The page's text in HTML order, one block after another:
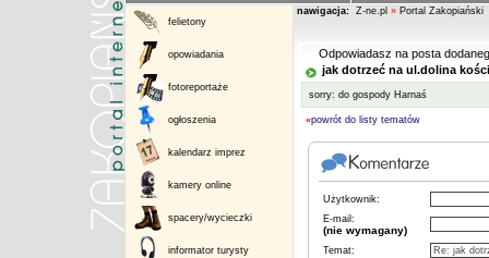
felietony
opowiadania
fotoreportaże
ogłoszenia
kalendarz imprez
kamery online
spacery/wycieczki
informator turysty
nawigacja: Z-ne.pl » Portal Zakopiański
Odpowiadasz na posta
jak dotrzeć na ul.dolina
sorry: do gospody Harnaś
«powrót do listy tematów
Użytkownik:
E-mail:
(nie wymagany)
Temat: